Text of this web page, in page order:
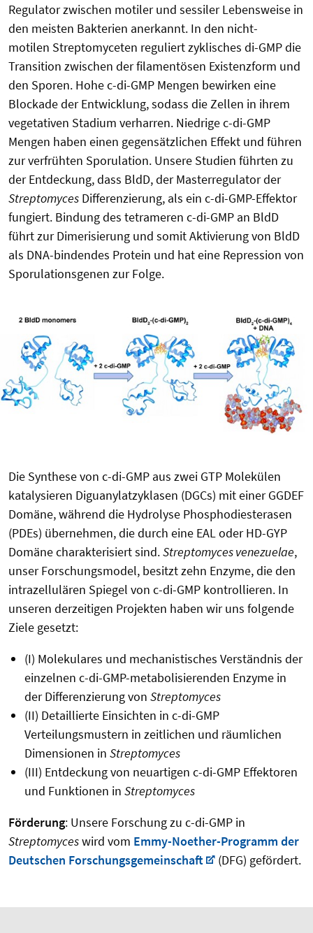
Regulator zwischen motiler und sessiler Lebensweise in
den meisten Bakterien anerkannt. In den nicht-
motilen Streptomyceten reguliert zyklisches di-GMP die
Transition zwischen der filamentösen Existenzform und
den Sporen. Hohe c-di-GMP Mengen bewirken eine
Blockade der Entwicklung, sodass die Zellen in ihrem
vegetativen Stadium verharren. Niedrige c-di-GMP
Mengen haben einen gegensätzlichen Effekt und führen
zur verfrühten Sporulation. Unsere Studien führten zu
der Entdeckung, dass BldD, der Masterregulator der
Streptomyces Differenzierung, als ein c-di-GMP-Effektor
fungiert. Bindung des tetrameren c-di-GMP an BldD
führt zur Dimerisierung und somit Aktivierung von BldD
als DNA-bindendes Protein und hat eine Repression von
Sporulationsgenen zur Folge.
Die Synthese von c-di-GMP aus zwei GTP Molekülen
katalysieren Diguanylatzyklasen (DGCs) mit einer GGDEF
Domäne, während die Hydrolyse Phosphodiesterasen
(PDEs) übernehmen, die durch eine EAL oder HD-GYP
Domäne charakterisiert sind.Streptomycesvenezuelae,
unser Forschungsmodel, besitzt zehn Enzyme, die den
intrazellulären Spiegel von c-di-GMP kontrollieren. In
unseren derzeitigen Projekten haben wir uns folgende
Ziele gesetzt:
(I) Molekulares und mechanistisches Verständnis der
einzelnen c-di-GMP-metabolisierenden Enzyme in
der Differenzierung von Streptomyces
(II) Detaillierte Einsichten in c-di-GMP
Verteilungsmustern in zeitlichen und räumlichen
Dimensionen in Streptomyces
(III) Entdeckung von neuartigen c-di-GMP Effektoren
und Funktionen in Streptomyces
Förderung: Unsere Forschung zu c-di-GMP in
Streptomyceswird vom Emmy-Noether-Programm der
Deutschen Forschungsgemeinschaft
(DFG) gefördert.